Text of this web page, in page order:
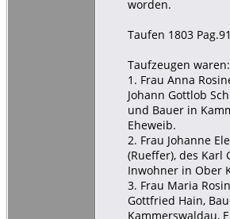
worden.
Taufen 1803 Pag.91
Taufzeugen waren:
1. Frau Anna
Johann Gottlob
und Bauer in
Eheweib.
2. Frau Johanne
(Rueffer), des Karl
Inwohner in Ober
3. Frau Maria
Gottfried Hain,
Kammerswaldau,